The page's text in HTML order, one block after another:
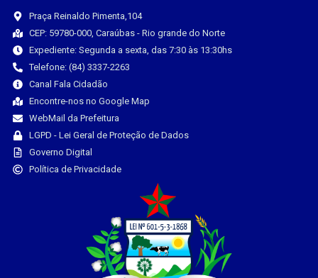
Praça Reinaldo Pimenta,104
CEP: 59780-000, Caraúbas - Rio grande do Norte
Expediente: Segunda a sexta, das 7:30 às 13:30hs
Telefone: (84) 3337-2263
Canal Fala Cidadão
Encontre-nos no Google Map
WebMail da Prefeitura
LGPD - Lei Geral de Proteção de Dados
Governo Digital
Política de Privacidade